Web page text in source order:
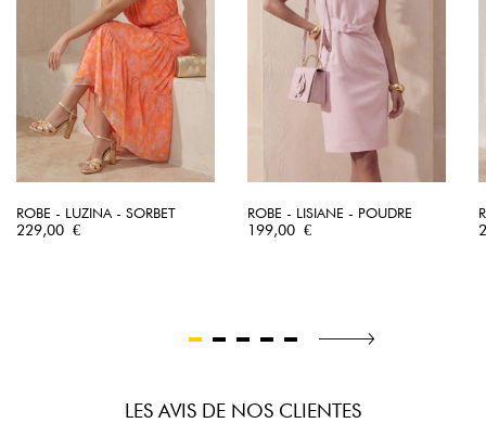
ROBE - LUZINA - SORBET
Prix
229,00 €
ROBE - LISIANE - POUDRE
Prix
199,00 €
LES AVIS DE NOS CLIENTES